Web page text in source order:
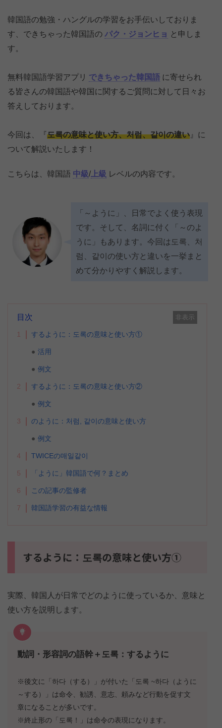
韓国語の勉強・ハングルの学習をお手伝いしておりま
す、できちゃった韓国語の パク・ジョンヒョ と申しま
す。
無料韓国語学習アプリ できちゃった韓国語 に寄せられ
る皆さんの韓国語や韓国に関するご質問に対して日々お
答えしております。
今回は、『도록の意味と使い方、처럼、같이の違い 』に
ついて解説いたします！
こちらは、韓国語 中級/ 上級 レベルの内容です。
「～ように」、日常でよく使う表現
です。そして、名詞に付く「～のよ
うに」もあります。今回は도록、처
럼、같이の使い方と違いを一挙まと
めて分かりやすく解説します。
目次 非表示
1 するように：도록の意味と使い方①
活用
例文
2 するように：도록の意味と使い方②
例文
3 のように：처럼, 같이の意味と使い方
例文
4 TWICEの매일같이
5 「ように」韓国語で何？まとめ
6 この記事の監修者
7 韓国語学習の有益な情報
するように：도록の意味と使い方①
実際、韓国人が日常でどのように使っているか、意味と
使い方を説明します。
動詞・形容詞の語幹＋도록：するように
※後文に「하다（する）」が付いた「도록 ~하다（ように
～する）」は命令、勧誘、意志、頼みなど行動を促す文
章になることが多いです。
※終止形の「도록！」は命令の表現になります。